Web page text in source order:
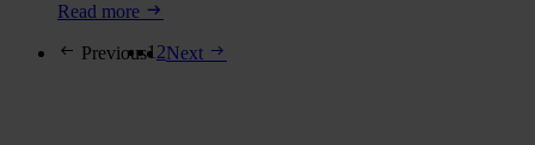
Read more
Previous1 2Next